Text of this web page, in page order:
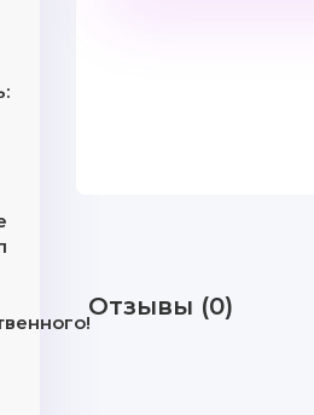
Отзывы (0)